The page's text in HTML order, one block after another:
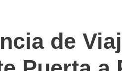
de